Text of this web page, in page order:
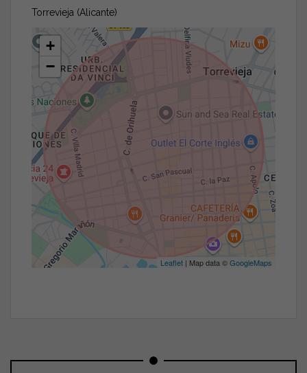
Torrevieja (Alicante)
+
−
Leaflet | Map data ©GoogleMaps